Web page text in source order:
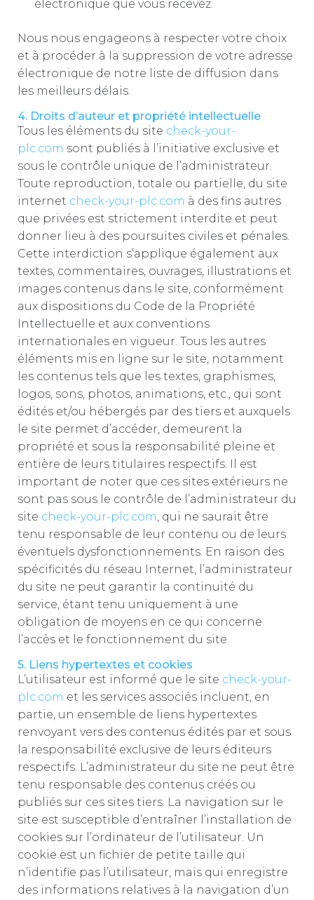
électronique que vous recevez.
Nous nous engageons à respecter votre choix
et à procéder à la suppression de votre adresse
électronique de notre liste de diffusion dans
les meilleurs délais.
4. Droits d’auteur et propriété intellectuelle
Tous les éléments du site check-your-
plc.com sont publiés à l’initiative exclusive et
sous le contrôle unique de l’administrateur.
Toute reproduction, totale ou partielle, du site
internet check-your-plc.com à des fins autres
que privées est strictement interdite et peut
donner lieu à des poursuites civiles et pénales.
Cette interdiction s’applique également aux
textes, commentaires, ouvrages, illustrations et
images contenus dans le site, conformément
aux dispositions du Code de la Propriété
Intellectuelle et aux conventions
internationales en vigueur. Tous les autres
éléments mis en ligne sur le site, notamment
les contenus tels que les textes, graphismes,
logos, sons, photos, animations, etc., qui sont
édités et/ou hébergés par des tiers et auxquels
le site permet d’accéder, demeurent la
propriété et sous la responsabilité pleine et
entière de leurs titulaires respectifs. Il est
important de noter que ces sites extérieurs ne
sont pas sous le contrôle de l’administrateur du
site check-your-plc.com, qui ne saurait être
tenu responsable de leur contenu ou de leurs
éventuels dysfonctionnements. En raison des
spécificités du réseau Internet, l’administrateur
du site ne peut garantir la continuité du
service, étant tenu uniquement à une
obligation de moyens en ce qui concerne
l’accès et le fonctionnement du site.
5. Liens hypertextes et cookies
L’utilisateur est informé que le site check-your-
plc.com et les services associés incluent, en
partie, un ensemble de liens hypertextes
renvoyant vers des contenus édités par et sous
la responsabilité exclusive de leurs éditeurs
respectifs. L’administrateur du site ne peut être
tenu responsable des contenus créés ou
publiés sur ces sites tiers. La navigation sur le
site est susceptible d’entraîner l’installation de
cookies sur l’ordinateur de l’utilisateur. Un
cookie est un fichier de petite taille qui
n’identifie pas l’utilisateur, mais qui enregistre
des informations relatives à la navigation d’un